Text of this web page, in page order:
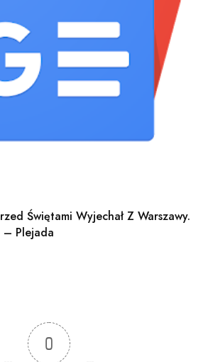
Świętami Wyjechał Z Warszawy.
– Plejada
0